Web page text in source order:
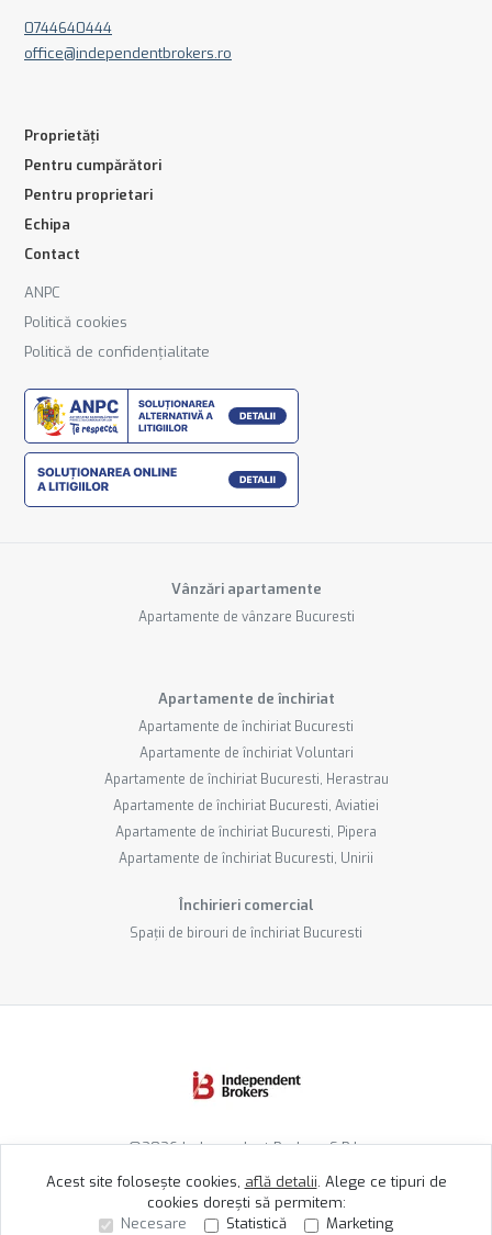
0744640444
office@independentbrokers.ro
Proprietăți
Pentru cumpărători
Pentru proprietari
Echipa
Contact
ANPC
Politică cookies
Politică de confidențialitate
Vânzări apartamente
Apartamente de vânzare Bucuresti
Apartamente de închiriat
Apartamente de închiriat Bucuresti
Apartamente de închiriat Voluntari
Apartamente de închiriat Bucuresti, Herastrau
Apartamente de închiriat Bucuresti, Aviatiei
Apartamente de închiriat Bucuresti, Pipera
Apartamente de închiriat Bucuresti, Unirii
Închirieri comercial
Spații de birouri de închiriat Bucuresti
©2026Independent Brokers S.R.L.
Site creat în
Acest site folosește cookies, află detalii. Alege ce tipuri de
cookies dorești să permitem:
Necesare
Statistică Marketing